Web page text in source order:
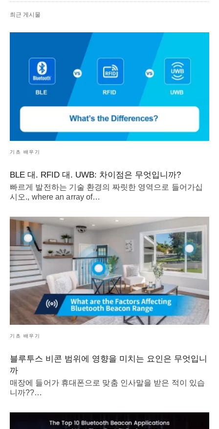
최근 게시물
기초 배우기
BLE 대. RFID 대. UWB: 차이점은 무엇입니까?
빠르게 발전하는 기술 환경의 짜릿한 영역으로 들어가십
시오., where an array of…
기초 배우기
블루투스 비콘 범위에 영향을 미치는 요인은 무엇입니
까
매장에 들어가 휴대폰으로 맞춤 인사말을 받은 적이 있습
니까??…